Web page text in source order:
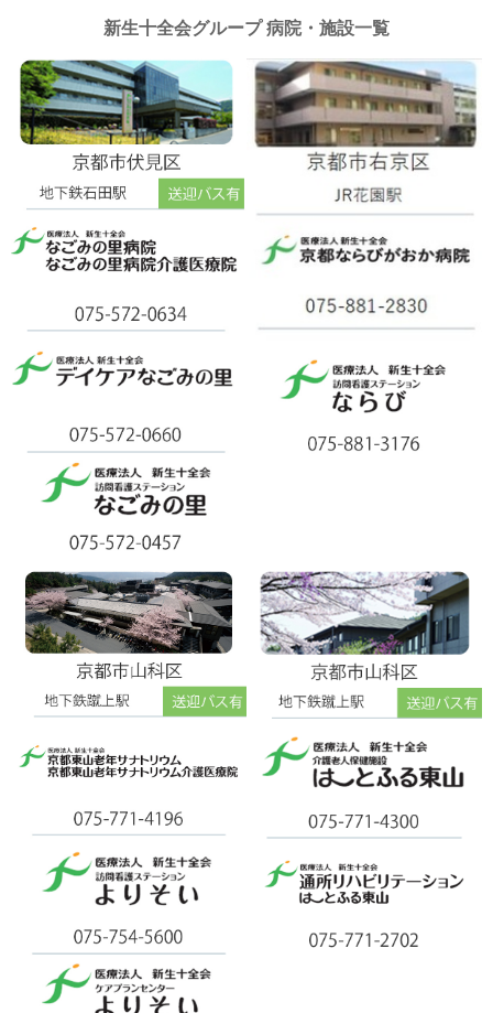
新生十全会グループ 病院・施設一覧